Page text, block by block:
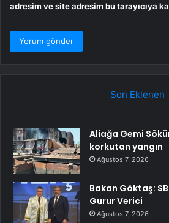
adresim ve site adresim bu tarayıcıya
Son Eklenen
Aliağa Gemi
korkutan yangın
Ağustos 7, 2026
Bakan Göktaş:
Gurur Verici
Ağustos 7, 2026